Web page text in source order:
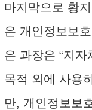
마지막으로 황
은 개인정보보
은 과장은 “지
목적 외에 사용
만, 개인정보보